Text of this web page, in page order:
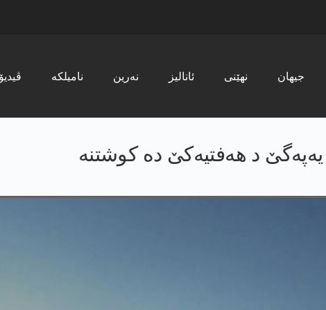
ڤیدیۆ نامیلکە نەرین ئانالیز نھێنی جیھان